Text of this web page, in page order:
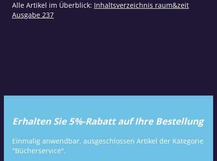
Alle Artikel im Überblick: Inhaltsverzeichnis raum&zeit
Ausgabe 237
Erhalten Sie 5%-Rabatt auf Ihre Bestellung
Einmalig anwendbar, ausgeschlossen Artikel der Kategorie
"Bücherservice".